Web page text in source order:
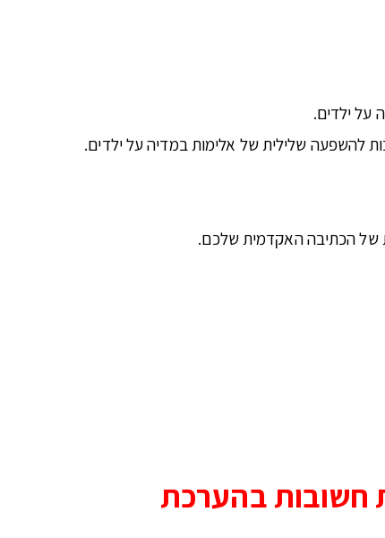
על ילדים.
להשפעה שלילית של אלימות במדיה על ילדים.
של הכתיבה האקדמית שלכם.
חשובות בהערכת